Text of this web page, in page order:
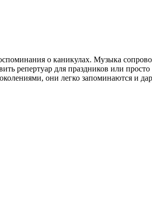
о каникулах. Музыка
репертуар для праздников или
они легко запоминаются и